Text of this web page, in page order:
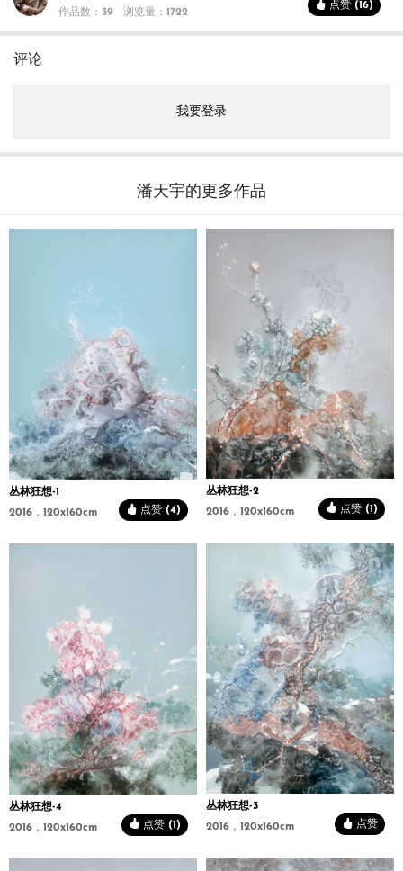
作品数：39 浏览量：1722
点赞 (16)
评论
我要登录
潘天宇的更多作品
丛林狂想-1
2016，120x160cm
点赞 (4)
丛林狂想-2
2016，120x160cm
点赞 (1)
丛林狂想-3
2016，120x160cm
点赞
丛林狂想-4
2016，120x160cm
点赞 (1)